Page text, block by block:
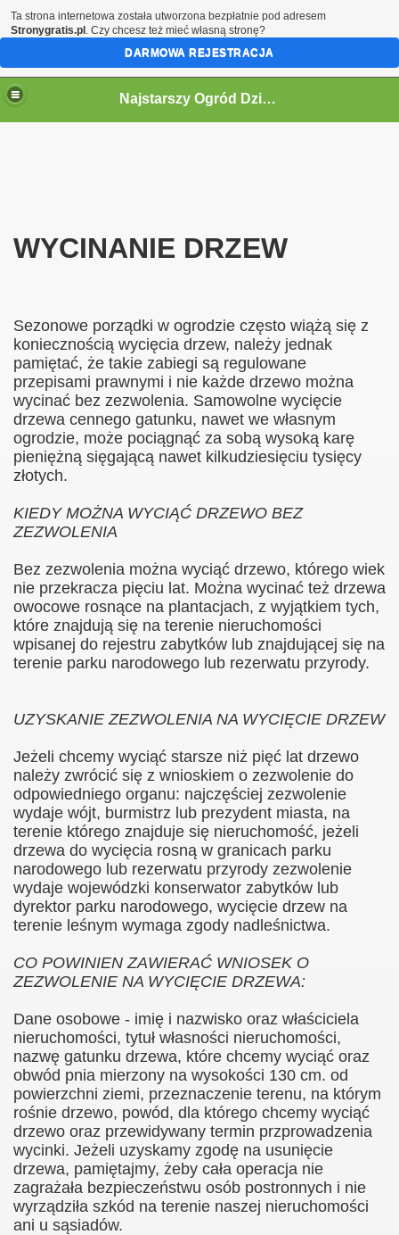
Najstarszy Ogród Działkowy w Polsce
WYCINANIE DRZEW
Sezonowe porządki w ogrodzie często wiążą się z
koniecznością wycięcia drzew, należy jednak
pamiętać, że takie zabiegi są regulowane
przepisami prawnymi i nie każde drzewo można
wycinać bez zezwolenia. Samowolne wycięcie
drzewa cennego gatunku, nawet we własnym
ogrodzie, może pociągnąć za sobą wysoką karę
pieniężną sięgającą nawet kilkudziesięciu tysięcy
złotych.
KIEDY MOŻNA WYCIĄĆ DRZEWO BEZ
ZEZWOLENIA
Bez zezwolenia można wyciąć drzewo, którego wiek
nie przekracza pięciu lat. Można wycinać też drzewa
owocowe rosnące na plantacjach, z wyjątkiem tych,
które znajdują się na terenie nieruchomości
wpisanej do rejestru zabytków lub znajdującej się na
terenie parku narodowego lub rezerwatu przyrody.
UZYSKANIE ZEZWOLENIA NA WYCIĘCIE DRZEW
Jeżeli chcemy wyciąć starsze niż pięć lat drzewo
należy zwrócić się z wnioskiem o zezwolenie do
odpowiedniego organu: najczęściej zezwolenie
wydaje wójt, burmistrz lub prezydent miasta, na
terenie którego znajduje się nieruchomość, jeżeli
drzewa do wycięcia rosną w granicach parku
narodowego lub rezerwatu przyrody zezwolenie
wydaje wojewódzki konserwator zabytków lub
dyrektor parku narodowego, wycięcie drzew na
terenie leśnym wymaga zgody nadleśnictwa.
CO POWINIEN ZAWIERAĆ WNIOSEK O
ZEZWOLENIE NA WYCIĘCIE DRZEWA:
Dane osobowe - imię i nazwisko oraz właściciela
nieruchomości, tytuł własności nieruchomości,
nazwę gatunku drzewa, które chcemy wyciąć oraz
obwód pnia mierzony na wysokości 130 cm. od
powierzchni ziemi, przeznaczenie terenu, na którym
rośnie drzewo, powód, dla którego chcemy wyciąć
drzewo oraz przewidywany termin przprowadzenia
wycinki. Jeżeli uzyskamy zgodę na usunięcie
drzewa, pamiętajmy, żeby cała operacja nie
zagrażała bezpieczeństwu osób postronnych i nie
wyrządziła szkód na terenie naszej nieruchomości
ani u sąsiadów.
informacje.
działkowca
Ta strona internetowa została utworzona bezpłatnie pod adresem
Stronygratis.pl . Czy chcesz też mieć własną stronę?
DARMOWA REJESTRACJA